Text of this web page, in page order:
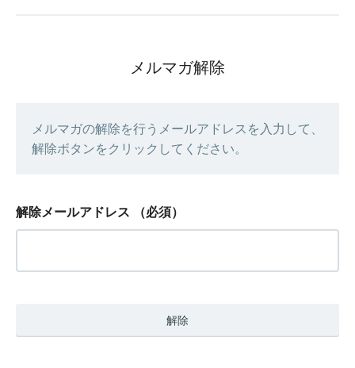
メルマガ解除
メルマガの解除を行うメールアドレスを入力して、
解除ボタンをクリックしてください。
解除メールアドレス （必須）